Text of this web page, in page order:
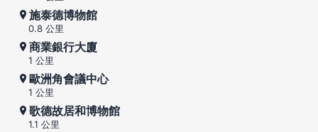
施泰德博物館
0.8 公里
商業銀行大廈
1 公里
歐洲角會議中心
1 公里
歌德故居和博物館
1.1 公里